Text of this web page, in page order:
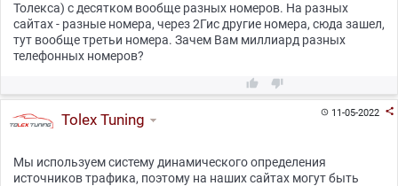
Толекса) с десятком вообще разных номеров. На разных
сайтах - разные номера, через 2Гис другие номера, сюда зашел,
тут вообще третьи номера. Зачем Вам миллиард разных
телефонных номеров?
 
11-05-2022 
Tolex Tuning
Мы используем систему динамического определения
источников трафика, поэтому на наших сайтах могут быть